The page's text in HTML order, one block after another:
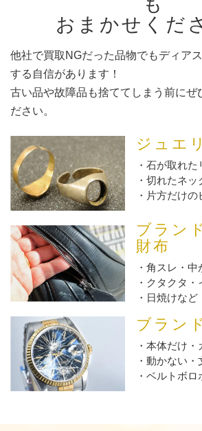
おまかせくだ
他社で買取NGだった品物でもディア
する自信があります！
古い品や故障品も捨ててしまう前にぜ
ださい。
ジュエ
石が取れた
切れたネッ
片方だけの
ブラン
財布
角スレ・中
クタクタ・
日焼けなど
ブラン
本体だけ・
動かない・
ベルトボロ